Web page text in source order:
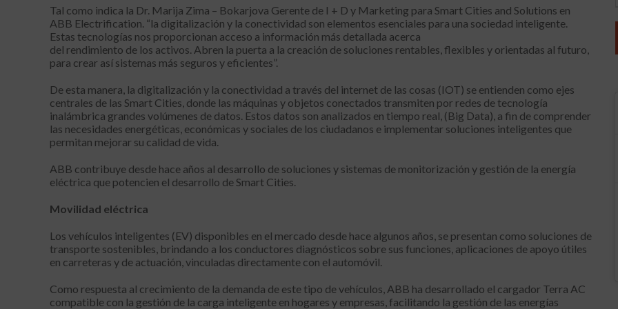
Tal como indica la Dr. Marija Zima – Bokarjova Gerente de I + D y Marketing para Smart Cities and Solutions en
ABB Electrification. “la digitalización y la conectividad son elementos esenciales para una sociedad inteligente.
Estas tecnologías nos proporcionan acceso a información más detallada acerca
del rendimiento de los activos. Abren la puerta a la creación de soluciones rentables, flexibles y orientadas al futuro,
para crear así sistemas más seguros y eficientes”.
De esta manera, la digitalización y la conectividad a través del internet de las cosas (IOT) se entienden como ejes
centrales de las Smart Cities, donde las máquinas y objetos conectados transmiten por redes de tecnología
inalámbrica grandes volúmenes de datos. Estos datos son analizados en tiempo real, (Big Data), a fin de comprender
las necesidades energéticas, económicas y sociales de los ciudadanos e implementar soluciones inteligentes que
permitan mejorar su calidad de vida.
ABB contribuye desde hace años al desarrollo de soluciones y sistemas de monitorización y gestión de la energía
eléctrica que potencien el desarrollo de Smart Cities.
Movilidad eléctrica
Los vehículos inteligentes (EV) disponibles en el mercado desde hace algunos años, se presentan como soluciones de
transporte sostenibles, brindando a los conductores diagnósticos sobre sus funciones, aplicaciones de apoyo útiles
en carreteras y de actuación, vinculadas directamente con el automóvil.
Como respuesta al crecimiento de la demanda de este tipo de vehículos, ABB ha desarrollado el cargador Terra AC
compatible con la gestión de la carga inteligente en hogares y empresas, facilitando la gestión de las energías